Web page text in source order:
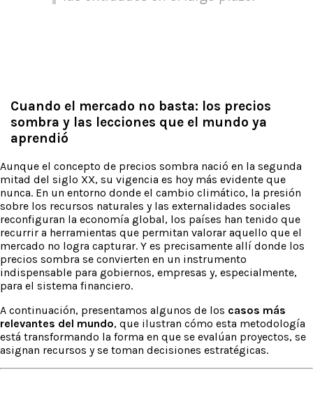
Cuando el mercado no basta: los precios
sombra y las lecciones que el mundo ya
aprendió
Aunque el concepto de precios sombra nació en la segunda
mitad del siglo XX, su vigencia es hoy más evidente que
nunca. En un entorno donde el cambio climático, la presión
sobre los recursos naturales y las externalidades sociales
reconfiguran la economía global, los países han tenido que
recurrir a herramientas que permitan valorar aquello que el
mercado no logra capturar. Y es precisamente allí donde los
precios sombra se convierten en un instrumento
indispensable para gobiernos, empresas y, especialmente,
para el sistema financiero.
A continuación, presentamos algunos de los casos más
relevantes del mundo, que ilustran cómo esta metodología
está transformando la forma en que se evalúan proyectos, se
asignan recursos y se toman decisiones estratégicas.